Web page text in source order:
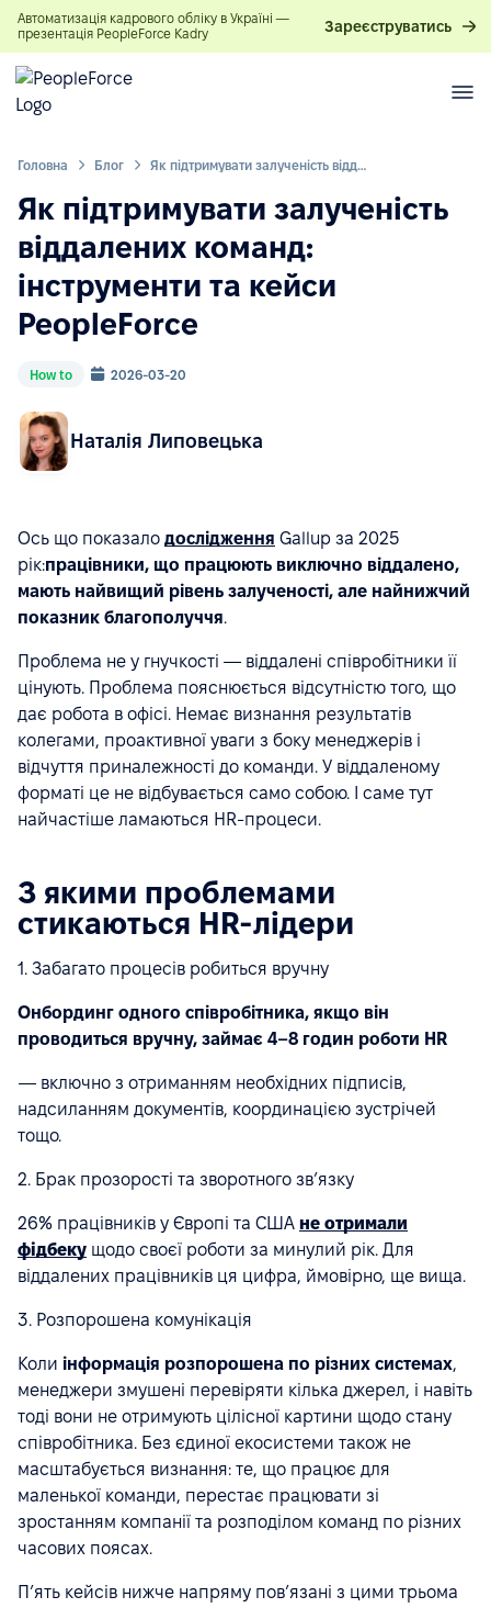
Автоматизація кадрового обліку в Україні —
презентація PeopleForce Kadry
Зареєструватись
Головна Блог Як підтримувати залученість віддалених команд: інструменти та кейси PeopleForce
Як підтримувати залученість
віддалених команд:
інструменти та кейси
PeopleForce
How to 2026-03-20
Наталія Липовецька
Ось що показало дослідження Gallup за 2025
рік:працівники, що працюють виключно віддалено,
мають найвищий рівень залученості, але найнижчий
показник благополуччя.
Проблема не у гнучкості — віддалені співробітники її
цінують. Проблема пояснюється відсутністю того, що
дає робота в офісі. Немає визнання результатів
колегами, проактивної уваги з боку менеджерів і
відчуття приналежності до команди. У віддаленому
форматі це не відбувається само собою. І саме тут
найчастіше ламаються HR-процеси.
З якими проблемами
стикаються HR-лідери
1. Забагато процесів робиться вручну
Онбординг одного співробітника, якщо він
проводиться вручну, займає 4–8 годин роботи HR
— включно з отриманням необхідних підписів,
надсиланням документів, координацією зустрічей
тощо.
2. Брак прозорості та зворотного зв’язку
26% працівників у Європі та США не отримали
фідбеку щодо своєї роботи за минулий рік. Для
віддалених працівників ця цифра, ймовірно, ще вища.
3. Розпорошена комунікація
Коли інформація розпорошена по різних системах,
менеджери змушені перевіряти кілька джерел, і навіть
тоді вони не отримують цілісної картини щодо стану
співробітника. Без єдиної екосистеми також не
масштабується визнання: те, що працює для
маленької команди, перестає працювати зі
зростанням компанії та розподілом команд по різних
часових поясах.
П’ять кейсів нижче напряму пов’язані з цими трьома